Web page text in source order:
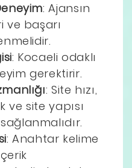
: Ajansın
ve başarı
: Kocaeli odaklı
gerektirir.
: Site hızı,
ve site yapısı
: Anahtar kelime